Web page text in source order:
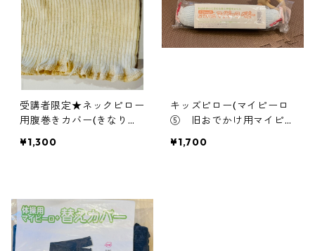
受講者限定★ネックピロー
用腹巻きカバー(きなりの
¥1,300
キッズピロー(マイピーロ
⑤ 旧おでかけ用マイピー
ヶ月以降は2本持ちもおす
¥1,700